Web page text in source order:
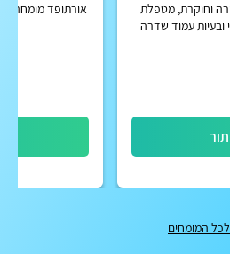
וחוקרת, מטפלת
ובעיות עמוד שדרה
אורתופד מומחה
לכל המומחים